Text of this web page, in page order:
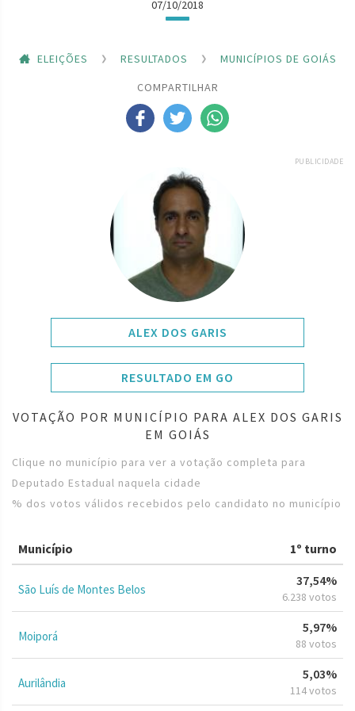
07/10/2018
ELEIÇÕES RESULTADOS
MUNICÍPIOS DE GOIÁS
COMPARTILHAR
PUBLICIDADE
ALEX DOS GARIS
RESULTADO EM GO
VOTAÇÃO POR MUNICÍPIO PARA ALEX DOS GARIS
EM GOIÁS
Clique no município para ver a votação completa para
Deputado Estadual naquela cidade
% dos votos válidos recebidos pelo candidato no município
Município 1º turno
São Luís de Montes Belos
37,54%
6.238 votos
Moiporá
5,97%
88 votos
Aurilândia
5,03%
114 votos